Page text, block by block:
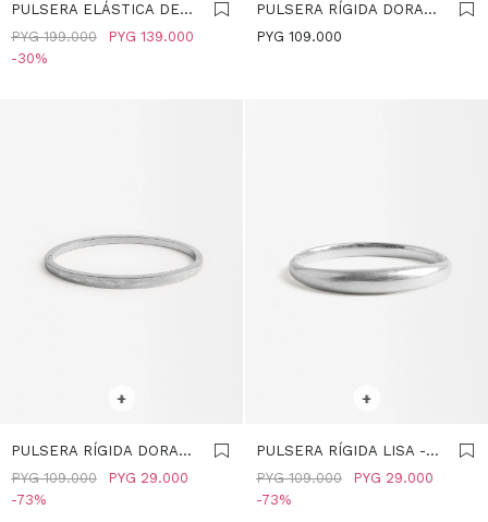
PULSERA ELÁSTICA DE
ROMBOS ESPEJO -
PLATEADO
PYG 139.000
PYG 199.000
30
PULSERA RÍGIDA DORADA
- PLATEADO
PYG 109.000
+
PULSERA RÍGIDA DORADA
- PLATEADO
PYG 29.000
PYG 109.000
73
+
PULSERA RÍGIDA LISA -
PLATEADO
PYG 29.000
PYG 109.000
73